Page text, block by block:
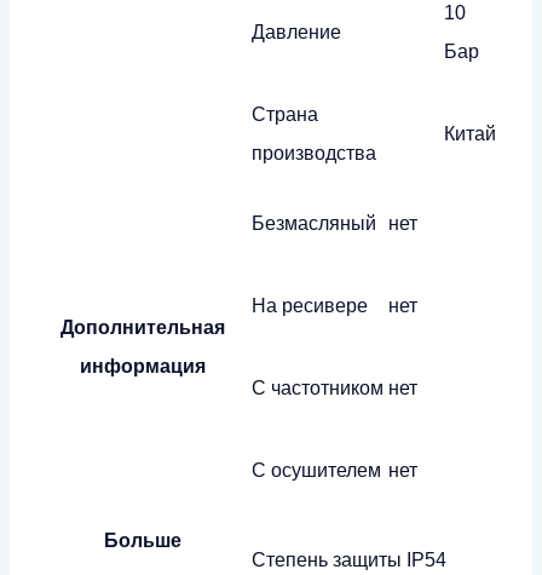
Давление
10
Бар
Страна
производства
Китай
Дополнительная
информация
Безмасляный нет
На ресивере нет
С частотником нет
С осушителем нет
Больше
Степень защиты IP54